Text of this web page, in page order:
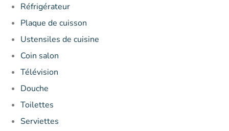
Réfrigérateur
Plaque de cuisson
Ustensiles de cuisine
Coin salon
Télévision
Douche
Toilettes
Serviettes